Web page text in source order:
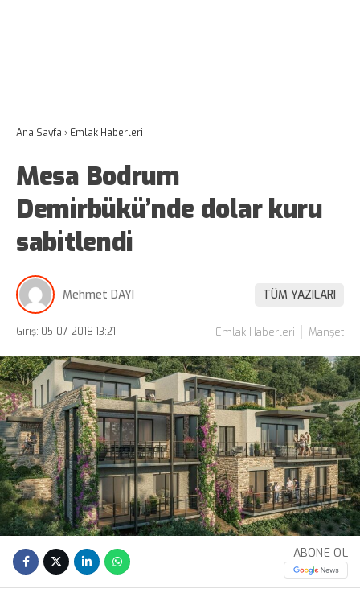
Ana Sayfa › Emlak Haberleri
Mesa Bodrum
Demirbükü’nde dolar kuru
sabitlendi
Mehmet DAYI TÜM YAZILARI
Giriş: 05-07-2018 13:21 Emlak Haberleri Manşet
ABONE OL